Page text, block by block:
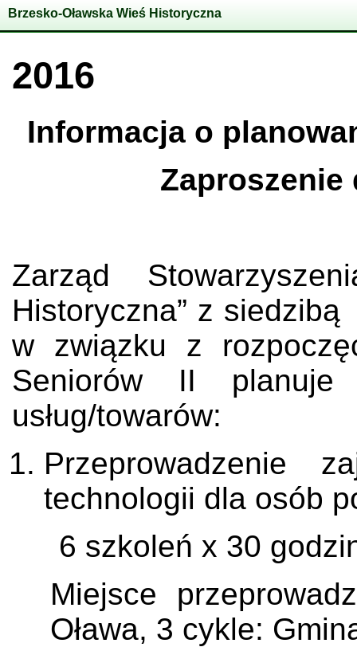
Brzesko-Oławska Wieś Historyczna
2016
Informacja o
Zaproszenie
Zarząd
Historyczna” z
w związku z
Seniorów II planuje
usług/towarów:
technologii dla osób
6 szkoleń x 30
Miejsce
Oława, 3 cykle: